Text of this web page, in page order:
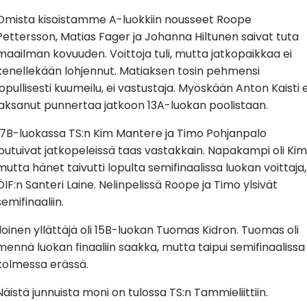
kisoistamme A-luokkiin nousseet Roope
Matias Fager ja Johanna Hiltunen saivat tuta
kovuuden. Voittoja tuli, mutta jatkopaikkaa ei
lohjennut. Matiaksen tosin pehmensi
kuumeilu, ei vastustaja. Myöskään Anton Kaisti
punnertaa jatkoon 13A-luokan poolistaan.
luokassa TS:n Kim Mantere ja Timo Pohjanpalo
jatkopeleissä taas vastakkain. Napakampi oli
hänet taivutti lopulta semifinaalissa luokan voittaja,
Santeri Laine. Nelinpelissä Roope ja Timo ylsivät
yllättäjä oli 15B-luokan Tuomas Kidron. Tuomas oli
luokan finaaliin saakka, mutta taipui semifinaalissa
erässä.
junnuista moni on tulossa TS:n Tammieliittiin.